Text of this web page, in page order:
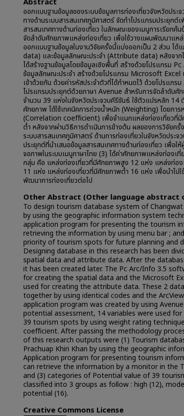
ออกแบบฐานข้อมูลของระบบข้อมูลการท่องเที่ยวจังหวัดประจ
ทางด้านระบบสารสนเทศภูมิศาสตร์ จัดทำโปรแกรมประยุกต์
สารสนเทศทางด้านท่องเที่ยว ในลักษณะของเมนูการเรียกค้
จัดลำดับศักยภาพแหล่งท่องเที่ยว เพื่อใช้วางแผนพัฒนาแหล่
ออกแบบฐานข้อมูลในงานวิจัยครั้งนี้แบ่งออกเป็น 2 ส่วน ได้
data) และข้อมูลลักษณะประจำ (Attribute data) หลังจาก
ได้สร้างฐานข้อมูลโดยข้อมูลเชิงพื้นที่ สร้างด้วยโปรแกรม
ข้อมูลลักษณะประจำ สร้างด้วยโปรแกรม Microsoft Excel
เข้าด้วยกัน ด้วยค่ารหัสประจำตัวที่ได้กำหนดไว้ ด้วยโปรแกร
โปรแกรมประยุกต์ด้วยภาษา Avenue สำหรับการจัดลำดับ
จำนวน 39 แห่งในจังหวัดประจวบคีรีขันธ์ ใช้ตัวแปรหลัก 14
ศักยภาพ ได้ใช้เทคนิคการถ่วงน้ำหนัก (Weighting) โดยกา
(Correlation coefficient) เพื่อจำแนกแหล่งท่องเที่ยวที่มี
ต่ำ หลังจากผ่านวิธีการดำเนินการข้างต้น ผลของการวิจัยครั้
ระบบสารสนเทศภูมิศาสตร์ ด้านการท่องเที่ยวในจังหวัดประ
ประยุกต์ที่นำเสนอข้อมูลสารสนเทศทางด้านท่องเที่ยว เพื่อให้
จอภาพในระบบเมนูภาษาไทย (3) ได้ค่าศักยภาพแหล่งท่องเ
กลุ่ม คือ แหล่งท่องเที่ยวที่มีศักยภาพสูง 12 แห่ง แหล่งท่อง
11 แห่ง แหล่งท่องเที่ยวที่มีศักยภาพต่ำ 16 แห่ง เพื่อนำไปใ
พัฒนาการท่องเที่ยวต่อไป
Other Abstract (Other language abstract
To design tourism database system of Changwat
by using the geographic information system
application program for presenting the tourism
retrieving the information by using menu bar ;
priority of tourism spots for future planning and
Designing database in this research has been
spatial data and attribute data. After the
it has been created later. The Pc Arc/Info 3.5
for creating the spatial data and the Microsoft
used for creating the attribute data. These 2
together by using identical codes and the
application program was created by using
potential assessment, 14 variables were used
39 tourism spots by using weight rating
coefficient. After passing the methodology
of this research outputs were (1) Tourism
Prachuap Khiri Khan by using the geographic
Application program for presenting tourism
can retrieve the information by a monitor in the
and (3) categories of Potential value of 39
classified into 3 groups as follow : high (12),
potential (16).
Creative Commons License